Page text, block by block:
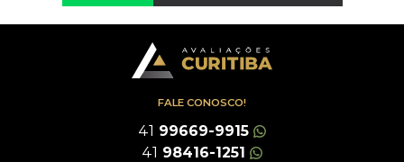
FALE CONOSCO!
41 99669-9915
41 98416-1251